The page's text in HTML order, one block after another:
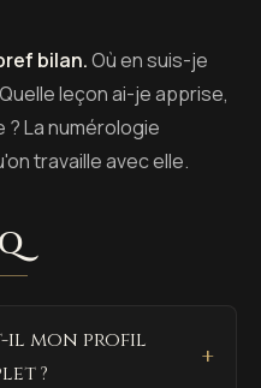
bilan.Où en suis-je
leçon ai-je apprise,
La numérologie
travaille avec elle.
il mon profil
?